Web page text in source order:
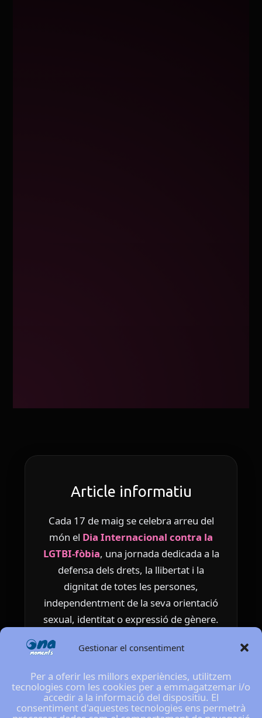
Gestionar el consentiment
Per a oferir les millors experiències, utilitzem
tecnologies com les cookies per a emmagatzemar i/o
accedir a la informació del dispositiu. El
consentiment d'aquestes tecnologies ens permetrà
Article informatiu
Cada 17 de maig se celebra arreu del
món el Dia Internacional contra la
LGTBI-fòbia, una jornada dedicada a la
defensa dels drets, la llibertat i la
dignitat de totes les persones,
independentment de la seva orientació
sexual, identitat o expressió de gènere.
Aquesta data no és casual. El 17 de
oficialment l’homosexualitat de la seva
classificació de trastorns mentals,
reconeixent que no es tractava d’una